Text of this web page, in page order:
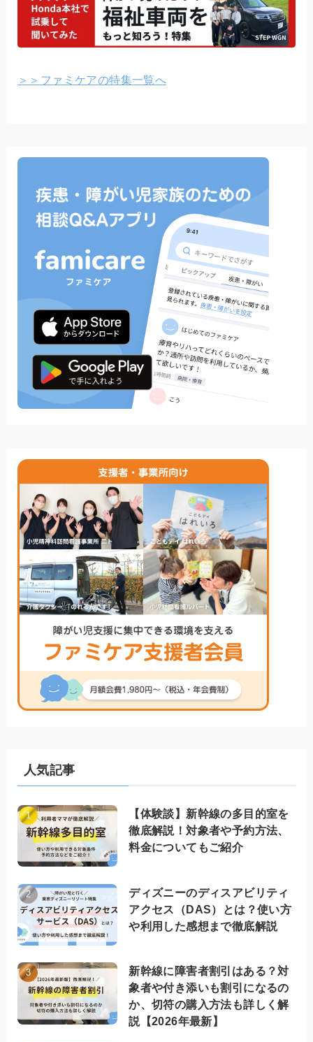
＞＞ファミケアの特集一覧へ
人気記事
【体験談】新幹線の多目的室を
徹底解説！対象者や予約方法、
料金についてもご紹介
ディズニーのディスアビリティ
アクセス（DAS）とは？使い方
や利用した感想まで徹底解説
新幹線に障害者割引はある？対
象者や付き添いも割引になるの
か、切符の購入方法も詳しく解
説【2026年最新】